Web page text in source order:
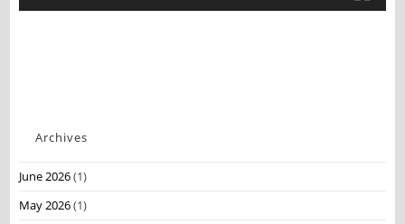
Archives
June 2026(1)
May 2026(1)